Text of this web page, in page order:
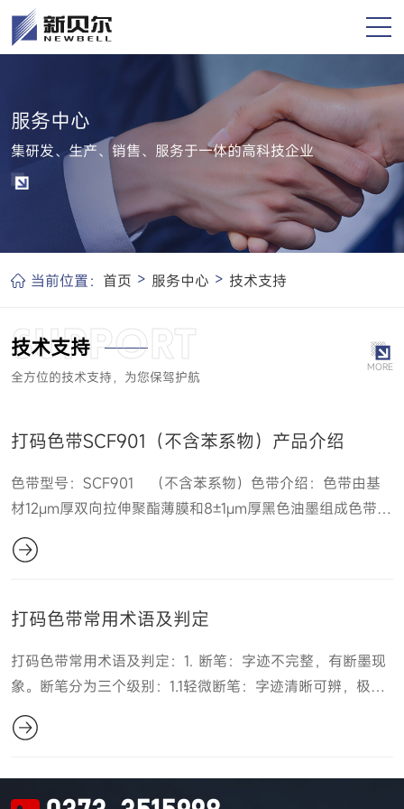
服务中心
集研发、生产、销售、服务于一体的高科技企业
当前位置： 首页 > 服务中心 > 技术支持
技术支持
全方位的技术支持，为您保驾护航
MORE
打码色带SCF901（不含苯系物）产品介绍
色带型号：SCF901 （不含苯系物）色带介绍：色带由基
材12μm厚双向拉伸聚酯薄膜和8±1μm厚黑色油墨组成色带特
点 &nb......
打码色带常用术语及判定
打码色带常用术语及判定：1. 断笔：字迹不完整，有断墨现
象。断笔分为三个级别：1.1轻微断笔：字迹清晰可辨，极个
别字迹有瑕疵，但不影响整体效果；1.2......